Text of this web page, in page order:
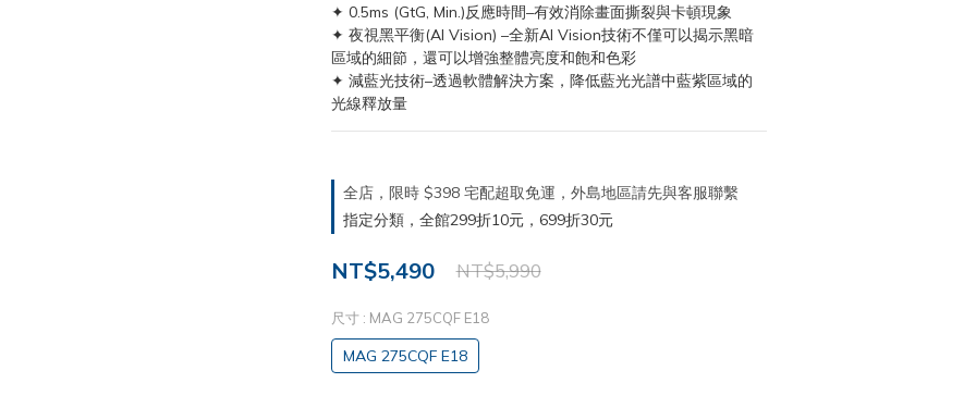
✦ 0.5ms (GtG, Min.)反應時間–有效消除畫面撕裂與卡頓現象
✦ 夜視黑平衡(AI Vision) –全新AI Vision技術不僅可以揭示黑暗
區域的細節，還可以增強整體亮度和飽和色彩
✦ 減藍光技術–透過軟體解決方案，降低藍光光譜中藍紫區域的
光線釋放量
全店，限時 $398 宅配超取免運，外島地區請先與客服聯繫
指定分類，全館299折10元，699折30元
NT$5,490 NT$5,990
尺寸 : MAG 275CQF E18
MAG 275CQF E18